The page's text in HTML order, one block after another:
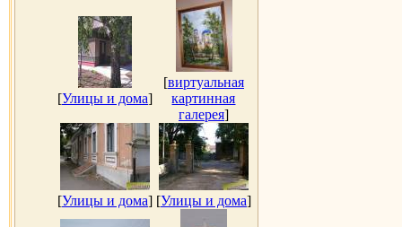
[Улицы и дома]
[виртуальная
картинная
галерея]
[Улицы и дома] [Улицы и дома]